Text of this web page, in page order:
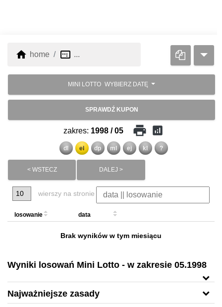
home home image_aspect_ratio ...
MINI LOTTO WYBIERZ DATĘ
SPRAWDŹ KUPON
zakres: 1998 / 05 print analytics
dl el dp ml ej kl ?
< WSTECZ DALEJ >
wierszy na stronie
losowanie data
Brak wyników w tym miesiącu
Wyniki losowań Mini Lotto - w zakresie 05.1998
Najważniejsze zasady